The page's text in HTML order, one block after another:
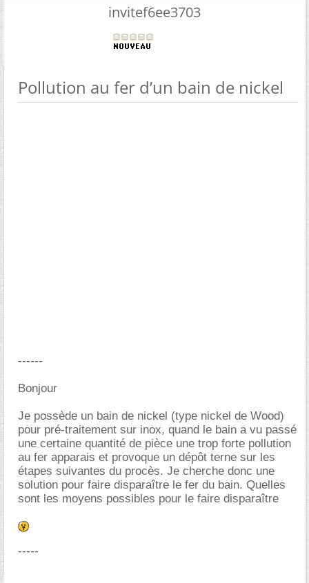
invitef6ee3703
Pollution au fer d’un bain de nickel
------
Bonjour
Je possède un bain de nickel (type nickel de Wood)
pour pré-traitement sur inox, quand le bain a vu passé
une certaine quantité de pièce une trop forte pollution
au fer apparais et provoque un dépôt terne sur les
étapes suivantes du procès. Je cherche donc une
solution pour faire disparaître le fer du bain. Quelles
sont les moyens possibles pour le faire disparaître
-----